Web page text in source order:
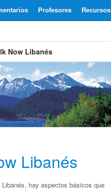
Recursos
Profesores
Now Libanés
Libanés
hay aspectos básicos que